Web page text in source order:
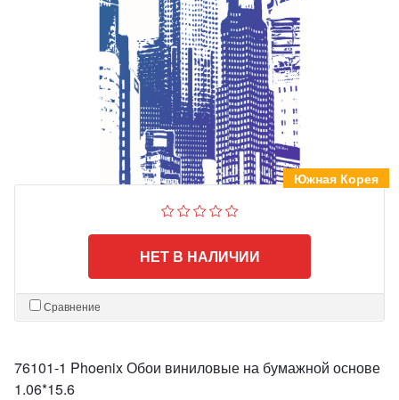
Южная Корея
НЕТ В НАЛИЧИИ
Сравнение
76101-1 Phoenix Обои виниловые на бумажной основе
1.06*15.6